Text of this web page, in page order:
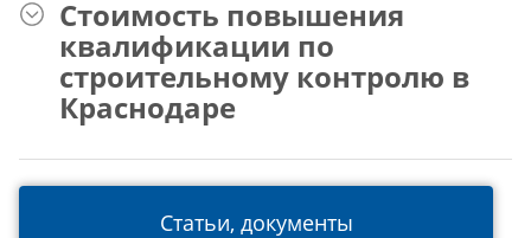
Статьи, документы
Стоимость повышения
квалификации по
строительному контролю в
Краснодаре